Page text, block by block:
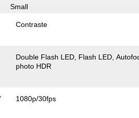
Small
Contraste
Double Flash LED Flash LED
photo HDR
1080p/30fps